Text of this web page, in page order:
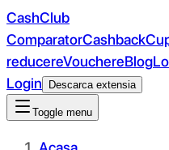
CashClub
ComparatorCashback
reducereVouchereBlog
Login
Descarca extensia
Toggle menu